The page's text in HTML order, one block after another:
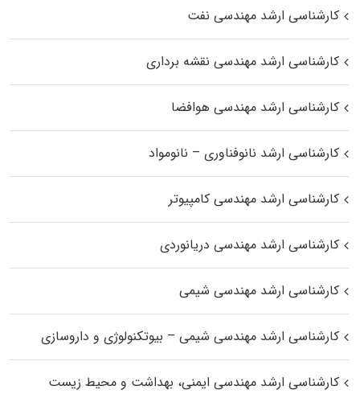
کارشناسی ارشد مهندسی نفت
کارشناسی ارشد مهندسی نقشه برداری
کارشناسی ارشد مهندسی هوافضا
کارشناسی ارشد نانوفناوری – نانومواد
کارشناسی ارشد مهندسی کامپیوتر
کارشناسی ارشد مهندسی دریانوردی
کارشناسی ارشد مهندسی شیمی
کارشناسی ارشد مهندسی شیمی – بیوتکنولوژی و داروسازی
کارشناسی ارشد مهندسی ایمنی، بهداشت و محیط زیست